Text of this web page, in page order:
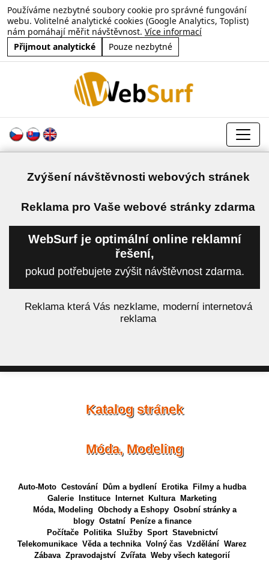
Používáme nezbytné soubory cookie pro správné fungování
webu. Volitelné analytické cookies (Google Analytics, Toplist)
nám pomáhají měřit návštěvnost. Více informací
Přijmout analytické
Pouze nezbytné
Zvýšení návštěvnosti webových stránek
Reklama pro Vaše webové stránky zdarma
WebSurf je optimální online reklamní
řešení,
pokud potřebujete zvýšit návštěvnost zdarma.
Reklama která Vás nezklame, moderní internetová
reklama
Katalog stránek
Móda, Modeling
Auto-Moto Cestování Dům a bydlení Erotika
Filmy a hudba
Galerie
Instituce Internet Kultura
Marketing
Móda, Modeling Obchody a Eshopy Osobní stránky a
blogy Ostatní
Peníze a finance
Počítače
Politika Služby Sport Stavebnictví
Telekomunikace Věda a technika Volný čas Vzdělání Warez
Zábava Zpravodajství Zvířata Weby všech kategorií